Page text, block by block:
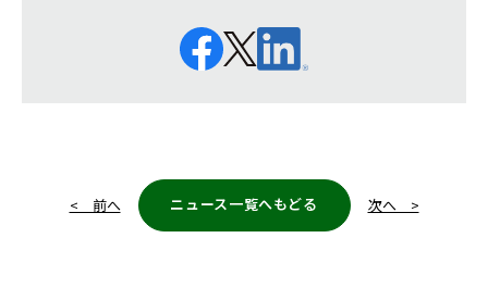
< 前へ ニュース一覧へもどる 次へ >